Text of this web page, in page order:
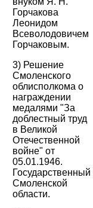
Горчакова
Леонидом
Всеволодовичем
Горчаковым.
3) Решение
Смоленского
облисполкома о
награждении
медалями "За
доблестный труд
в Великой
Отечественной
войне" от
05.01.1946.
Смоленской
области.